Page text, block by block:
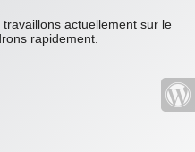
actuellement sur le
rapidement.